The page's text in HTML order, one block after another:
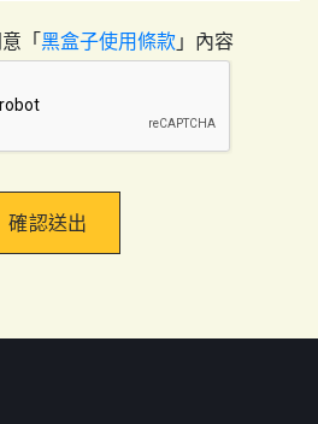
「 黑盒子使用條款 」內容
確認送出